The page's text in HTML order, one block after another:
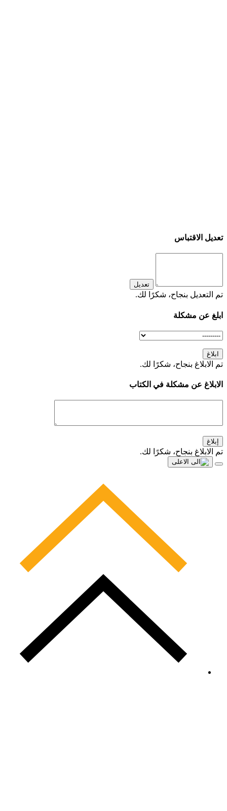
تعديل الاقتباس
تعديل
تم التعديل بنجاح، شكرًا لك.
ابلغ عن مشكلة
ابلاغ
تم الابلاغ بنجاح، شكرًا لك.
الابلاغ عن مشكلة في الكتاب
إبلاغ
تم الابلاغ بنجاح، شكرًا لك.